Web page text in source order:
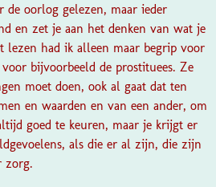
de oorlog gelezen, maar ieder
en zet je aan het denken van wat je
lezen had ik alleen maar begrip voor
bijvoorbeeld de prostituees. Ze
moet doen, ook al gaat dat ten
en waarden en van een ander, om
goed te keuren, maar je krijgt er
als die er al zijn, die zijn
zorg.